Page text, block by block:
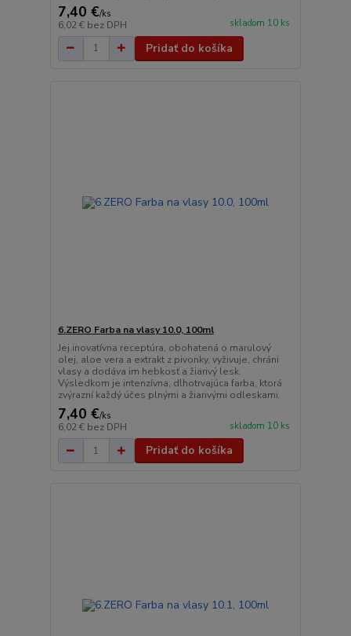
7,40 €/ks
6,02 € bez DPH skladom 10 ks
Pridať do košíka
6.ZERO Farba na vlasy 10.0, 100ml
Jej inovatívna receptúra, obohatená o marulový
olej, aloe vera a extrakt z pivonky, vyživuje, chráni
vlasy a dodáva im hebkosť a žiarivý lesk.
Výsledkom je intenzívna, dlhotrvajúca farba, ktorá
zvýrazní každý účes plnými a žiarivými odleskami.
7,40 €/ks
6,02 € bez DPH skladom 10 ks
Pridať do košíka